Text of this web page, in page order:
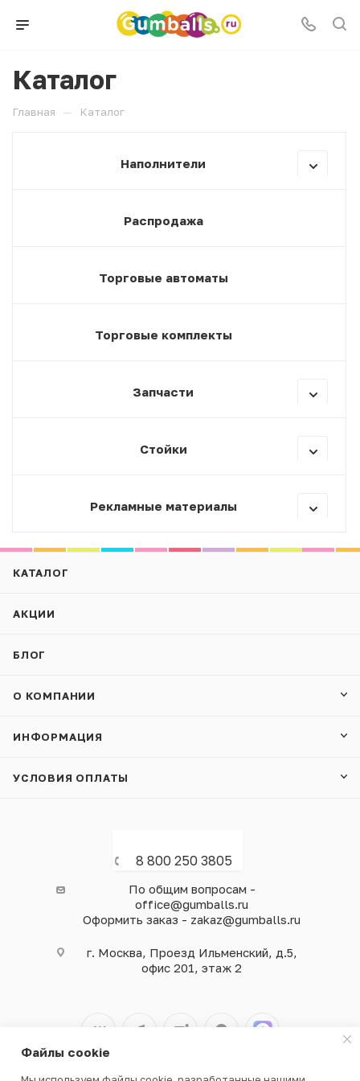
Каталог
Главная — Каталог
Наполнители
Распродажа
Торговые автоматы
Торговые комплекты
Запчасти
Стойки
Рекламные материалы
КАТАЛОГ
АКЦИИ
БЛОГ
О КОМПАНИИ
ИНФОРМАЦИЯ
УСЛОВИЯ ОПЛАТЫ
8 800 250 3805
По общим вопросам -
office@gumballs.ru
Оформить заказ - zakaz@gumballs.ru
г. Москва, Проезд Ильменский, д.5,
офис 201, этаж 2
Файлы cookie